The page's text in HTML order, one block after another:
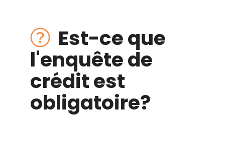
Est-ce que
l'enquête de
crédit est
obligatoire?